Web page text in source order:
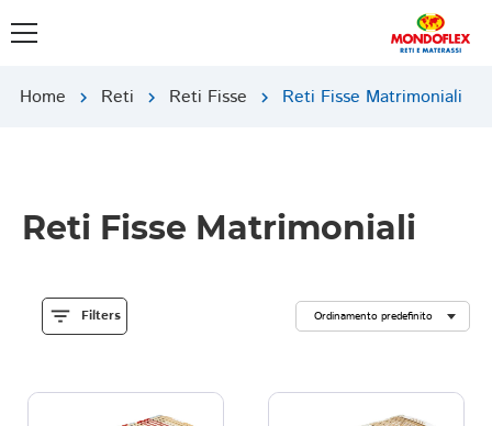
Home chevron_right Reti chevron_right Reti Fisse chevron_right Reti Fisse Matrimoniali
Reti Fisse Matrimoniali
filter_list Filters